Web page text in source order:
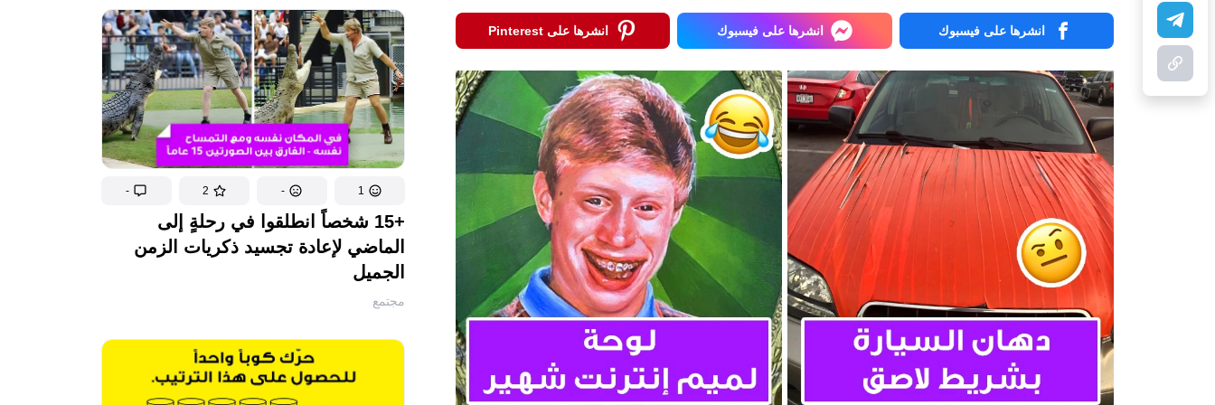
1
-
2
-
+15 شخصاً انطلقوا في رحلةٍ إلى
الماضي لإعادة تجسيد ذكريات الزمن
الجميل
مجتمع
انشرها على فيسبوك انشرها على فيسبوك انشرها على Pinterest